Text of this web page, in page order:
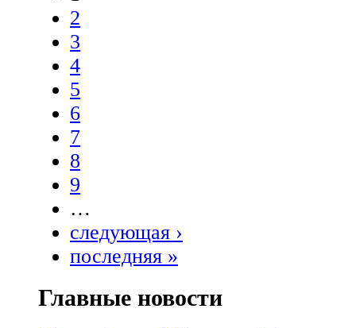
2
3
4
5
6
7
8
9
…
следующая ›
последняя »
Главные новости